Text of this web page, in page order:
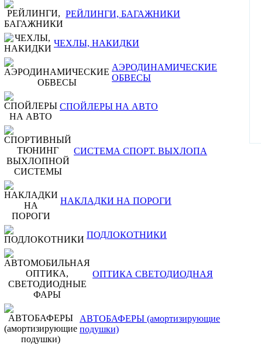
РЕЙЛИНГИ, БАГАЖНИКИ
ЧЕХЛЫ, НАКИДКИ
АЭРОДИНАМИЧЕСКИЕ
ОБВЕСЫ
СПОЙЛЕРЫ НА АВТО
СИСТЕМА СПОРТ. ВЫХЛОПА
НАКЛАДКИ НА ПОРОГИ
ПОДЛОКОТНИКИ
ОПТИКА СВЕТОДИОДНАЯ
АВТОБАФЕРЫ (амортизирующие
подушки)